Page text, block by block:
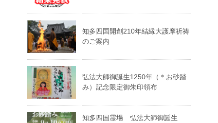
知多四国開創210年結縁大護摩祈祷
のご案内
弘法大師御誕生1250年（＊お砂踏
み）記念限定御朱印領布
知多四国霊場 弘法大師御誕生